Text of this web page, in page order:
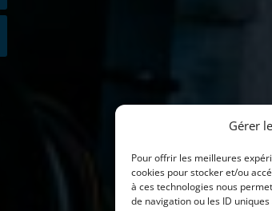
Gérer
Pour offrir les meilleures
cookies pour stocker et/ou
à ces technologies nous
de navigation ou les ID